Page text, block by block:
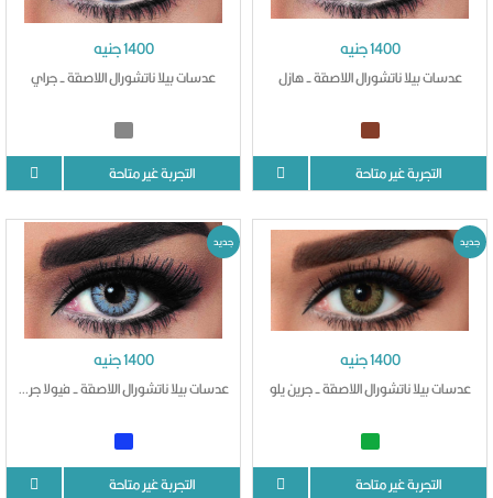
1400 جنيه
عدسات بيلا ناتشورال اللاصقة - هازل
التجربة غير متاحة
1400 جنيه
عدسات بيلا ناتشورال اللاصقة - جراي
التجربة غير متاحة
1400 جنيه
عدسات بيلا ناتشورال اللاصقة - جرين يلو
التجربة غير متاحة
جديد
1400 جنيه
عدسات بيلا ناتشورال اللاصقة - فيولا جراي
التجربة غير متاحة
جديد